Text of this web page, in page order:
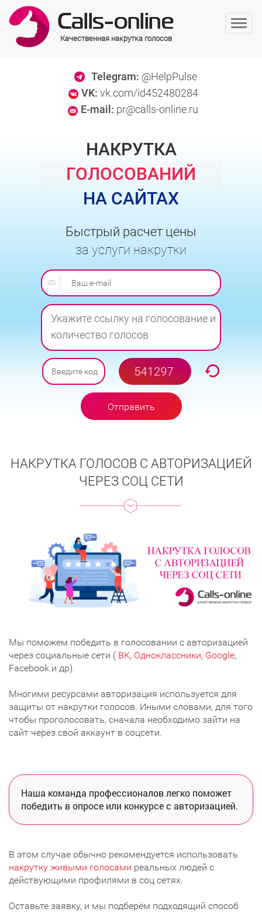
E-mail: pr@calls-online.ru
VK: vk.com/id452480284
Telegram: @HelpPulse
Качественная накрутка голосов
Быстрый расчет цены
за услуги накрутки
Отправить
НАКРУТКА
ГОЛОСОВАНИЙ
НА САЙТАХ
НАКРУТКА ГОЛОСОВ С АВТОРИЗАЦИЕЙ
ЧЕРЕЗ СОЦ СЕТИ
Мы поможем победить в голосовании с авторизацией
через социальные сети ( ВК, Одноклассники, Google,
Facebook и др).
Многими ресурсами авторизация используется для
защиты от накрутки голосов. Иными словами, для того
чтобы проголосовать, сначала необходимо зайти на
сайт через свой аккаунт в соцсети.
Наша команда профессионалов легко поможет
победить в опросе или конкурсе с авторизацией.
В этом случае обычно рекомендуется использовать
накрутку живыми голосами реальных людей с
действующими профилями в соц сетях.
Оставьте заявку, и мы подберём подходящий способ